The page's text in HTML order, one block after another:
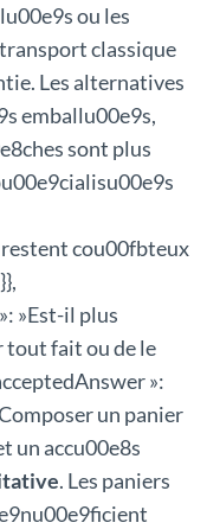
ou les
classique
Les alternatives
emballu00e9s,
sont plus
cou00fbteux
»Est-il plus
tout fait ou de le
»:
un panier
un accu00e8s
. Les paniers